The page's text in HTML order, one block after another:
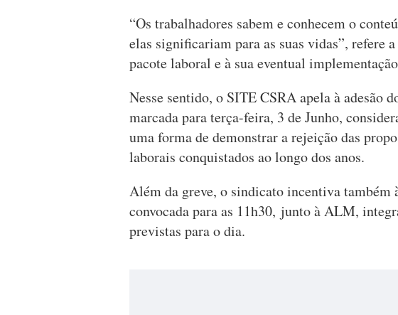
“Os trabalhadores sabem e conhecem o
elas significariam para as suas vidas”, refere
pacote laboral e à sua eventual
Nesse sentido, o SITE CSRA apela à adesão
marcada para terça-feira, 3 de Junho,
uma forma de demonstrar a rejeição das
laborais conquistados ao longo dos anos.
Além da greve, o sindicato incentiva também
convocada para as 11h30, junto à ALM,
previstas para o dia.